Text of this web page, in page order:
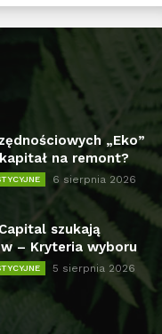
„Eko”
na remont?
6 sierpnia 2026
szukają
– Kryteria wyboru
5 sierpnia 2026